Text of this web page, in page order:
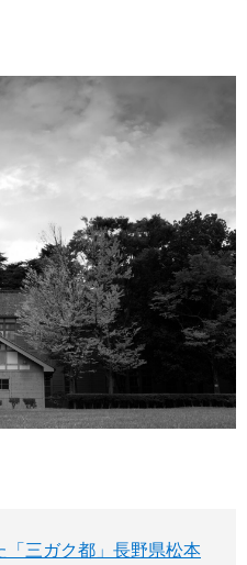
三ガク都」長野県松本